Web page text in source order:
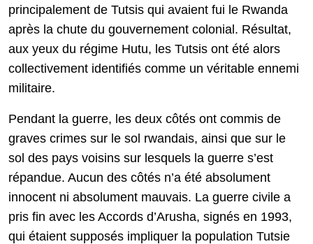
principalement de Tutsis qui avaient fui le Rwanda
après la chute du gouvernement colonial. Résultat,
aux yeux du régime Hutu, les Tutsis ont été alors
collectivement identifiés comme un véritable ennemi
militaire.
Pendant la guerre, les deux côtés ont commis de
graves crimes sur le sol rwandais, ainsi que sur le
sol des pays voisins sur lesquels la guerre s’est
répandue. Aucun des côtés n’a été absolument
innocent ni absolument mauvais. La guerre civile a
pris fin avec les Accords d’Arusha, signés en 1993,
qui étaient supposés impliquer la population Tutsie